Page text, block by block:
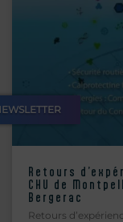
Retours
CHU de
Bergerac
Retours